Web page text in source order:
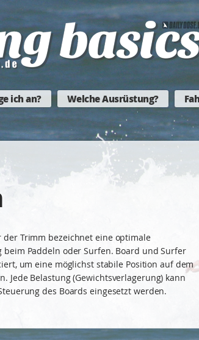
ich an? Welche Ausrüstung?
der Trimm bezeichnet eine optimale
beim Paddeln oder Surfen. Board und Surfer
um eine möglichst stabile Position auf dem
Jede Belastung (Gewichtsverlagerung) kann
des Boards eingesetzt werden.